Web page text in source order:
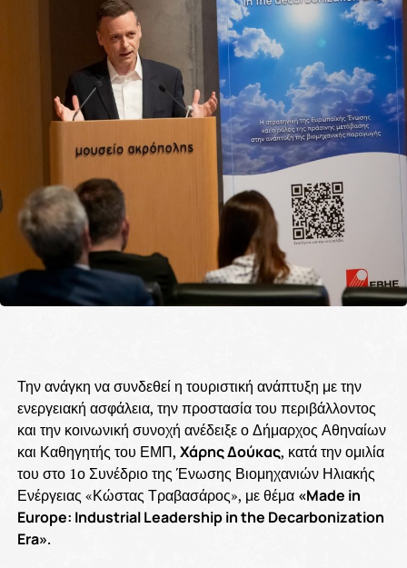
Την ανάγκη να συνδεθεί η τουριστική ανάπτυξη με την
ενεργειακή ασφάλεια, την προστασία του περιβάλλοντος
και την κοινωνική συνοχή ανέδειξε ο Δήμαρχος Αθηναίων
και Καθηγητής του ΕΜΠ, Χάρης Δούκας, κατά την ομιλία
του στο 1ο Συνέδριο της Ένωσης Βιομηχανιών Ηλιακής
Ενέργειας «Κώστας Τραβασάρος», με θέμα «Made in
Europe: Industrial Leadership in the Decarbonization
Era».